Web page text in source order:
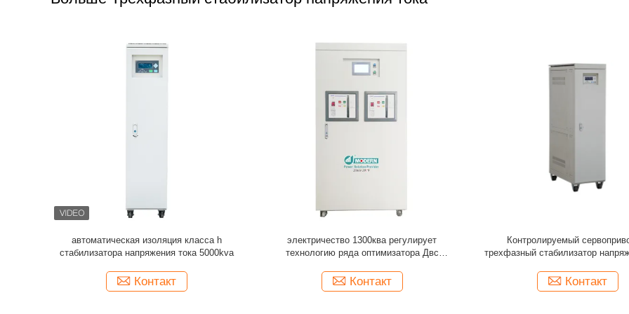
Автоматический трехфазный стабилизатор
500 KVA SBW напряжения тока с
Контакт
Трехфазный стабилизатор напряжения тока
80KVA на стабилизация напряжения
Контакт
Трехфазный стабилизатор
200KVA на регулятор
Контакт